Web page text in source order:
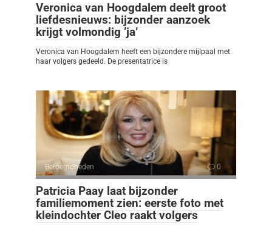
Veronica van Hoogdalem deelt groot
liefdesnieuws: bijzonder aanzoek
krijgt volmondig ‘ja’
Veronica van Hoogdalem heeft een bijzondere mijlpaal met
haar volgers gedeeld. De presentatrice is
Beroemdheden 0
Patricia Paay laat bijzonder
familiemoment zien: eerste foto met
kleindochter Cleo raakt volgers